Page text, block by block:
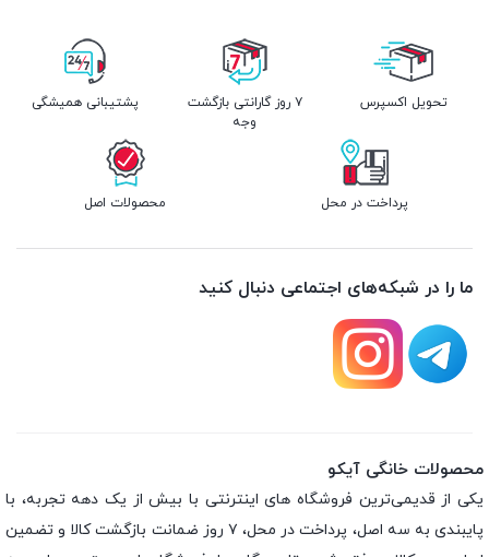
تحویل اکسپرس
۷ روز گارانتی بازگشت
وجه
پشتیبانی همیشگی
پرداخت در محل محصولات اصل
ما را در شبکه‌های اجتماعی دنبال کنید
محصولات خانگی آیکو
یکی از قدیمی‌ترین فروشگاه های اینترنتی با بیش از یک دهه تجربه، با
پایبندی به سه اصل، پرداخت در محل، ۷ روز ضمانت بازگشت کالا و تضمین